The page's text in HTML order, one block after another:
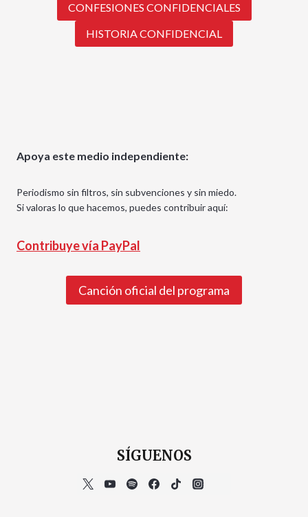
CONFESIONES CONFIDENCIALES
HISTORIA CONFIDENCIAL
Apoya este medio independiente:
Periodismo sin filtros, sin subvenciones y sin miedo.
Si valoras lo que hacemos, puedes contribuir aquí:
Contribuye vía PayPal
Canción oficial del programa
SÍGUENOS